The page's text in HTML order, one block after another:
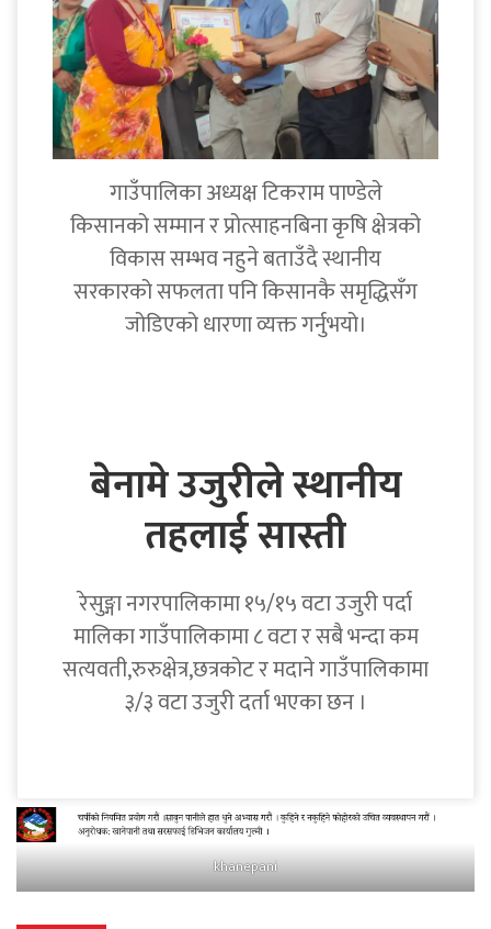
गाउँपालिका अध्यक्ष टिकराम पाण्डेले
किसानको सम्मान र प्रोत्साहनबिना कृषि क्षेत्रको
विकास सम्भव नहुने बताउँदै स्थानीय
सरकारको सफलता पनि किसानकै समृद्धिसँग
जोडिएको धारणा व्यक्त गर्नुभयो।
बेनामे उजुरीले स्थानीय
तहलाई सास्ती
रेसुङ्गा नगरपालिकामा १५/१५ वटा उजुरी पर्दा
मालिका गाउँपालिकामा ८ वटा र सबै भन्दा कम
सत्यवती,रुरुक्षेत्र,छत्रकोट र मदाने गाउँपालिकामा
३/३ वटा उजुरी दर्ता भएका छन ।
khanepani